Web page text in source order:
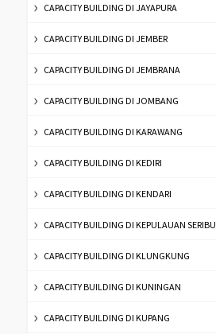
CAPACITY BUILDING DI JAYAPURA
CAPACITY BUILDING DI JEMBER
CAPACITY BUILDING DI JEMBRANA
CAPACITY BUILDING DI JOMBANG
CAPACITY BUILDING DI KARAWANG
CAPACITY BUILDING DI KEDIRI
CAPACITY BUILDING DI KENDARI
CAPACITY BUILDING DI KEPULAUAN SERIBU
CAPACITY BUILDING DI KLUNGKUNG
CAPACITY BUILDING DI KUNINGAN
CAPACITY BUILDING DI KUPANG